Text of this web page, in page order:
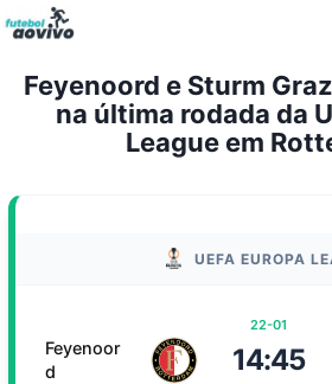
Pular
para
Conteúdo
Feyenoord e Sturm
na última rodada da
League em
UEFA EUROPA
Feyenoor
d
22-01
14:45